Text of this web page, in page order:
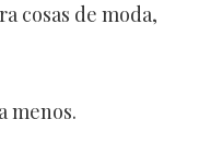
cosas de moda,
menos.